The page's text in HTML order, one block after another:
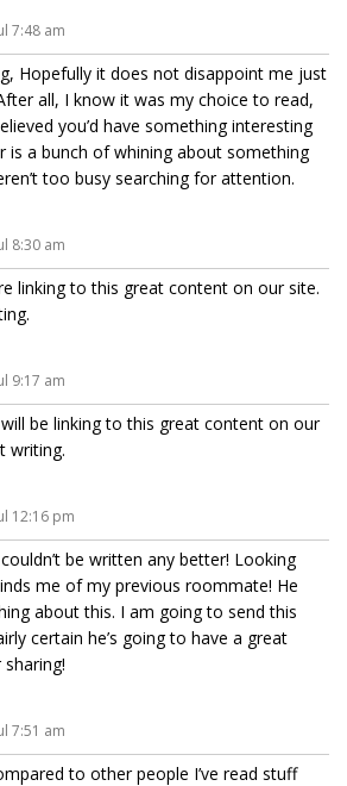
7:48 am
Hopefully it does not disappoint me just
all, I know it was my choice to read,
you’d have something interesting
is a bunch of whining about something
too busy searching for attention.
8:30 am
linking to this great content on our site.
9:17 am
be linking to this great content on our
writing.
12:16 pm
be written any better! Looking
me of my previous roommate! He
about this. I am going to send this
certain he’s going to have a great
7:51 am
to other people I’ve read stuff